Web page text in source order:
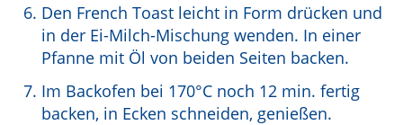
Den French Toast leicht in Form drücken und
in der Ei-Milch-Mischung wenden. In einer
Pfanne mit Öl von beiden Seiten backen.
Im Backofen bei 170°C noch 12 min. fertig
backen, in Ecken schneiden, genießen.